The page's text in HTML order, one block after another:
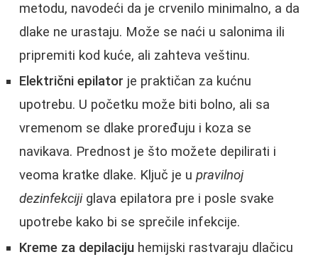
metodu, navodeći da je crvenilo minimalno, a da
dlake ne urastaju. Može se naći u salonima ili
pripremiti kod kuće, ali zahteva veštinu.
Električni epilator je praktičan za kućnu
upotrebu. U početku može biti bolno, ali sa
vremenom se dlake proređuju i koza se
navikava. Prednost je što možete depilirati i
veoma kratke dlake. Ključ je u pravilnoj
dezinfekcijiglava epilatora pre i posle svake
upotrebe kako bi se sprečile infekcije.
Kreme za depilaciju hemijski rastvaraju dlačicu